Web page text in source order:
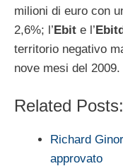
milioni di euro con
2,6%; l’ Ebit e l’
territorio negativo
nove mesi del 2009.
Related Posts:
Richard
approvato